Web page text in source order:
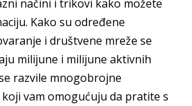
načini i trikovi kako možete
Kako su određene
i društvene mreže se
milijune i milijune aktivnih
razvile mnogobrojne
vam omogućuju da pratite s